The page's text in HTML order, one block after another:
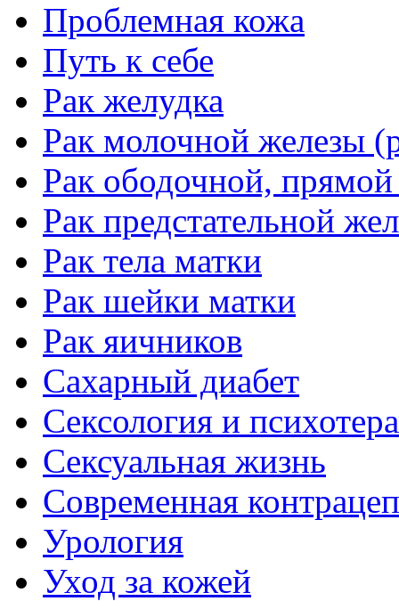
Проблемная кожа
Путь к себе
Рак желудка
Рак молочной железы
Рак ободочной,
Рак предстательной
Рак тела матки
Рак шейки матки
Рак яичников
Сахарный диабет
Сексология и
Сексуальная жизнь
Современная
Урология
Уход за кожей